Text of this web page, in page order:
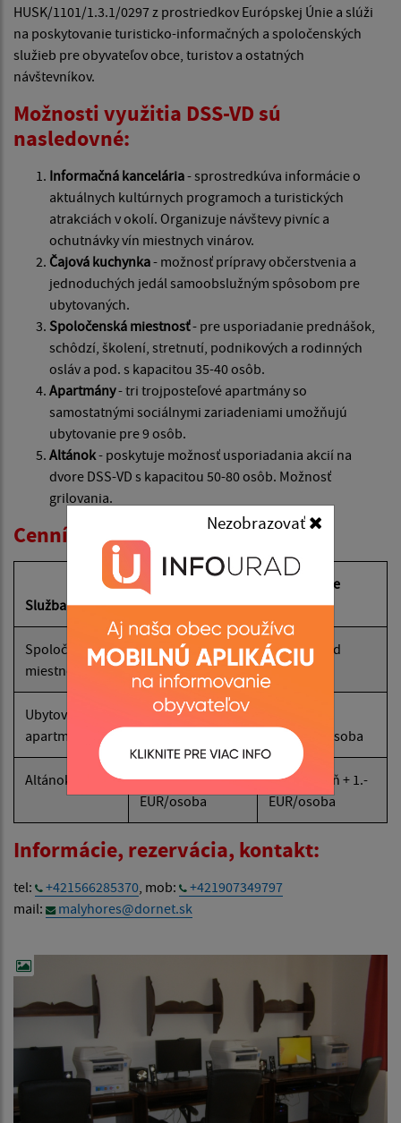
HUSK/1101/1.3.1/0297 z prostriedkov Európskej Únie a slúži
na poskytovanie turisticko-informačných a spoločenských
služieb pre obyvateľov obce, turistov a ostatných
návštevníkov.
Možnosti využitia DSS-VD sú
nasledovné:
Informačná kancelária- sprostredkúva informácie o
aktuálnych kultúrnych programoch a turistických
atrakciách v okolí. Organizuje návštevy pivníc a
ochutnávky vín miestnych vinárov.
Čajová kuchynka- možnosť prípravy občerstvenia a
jednoduchých jedál samoobslužným spôsobom pre
ubytovaných.
Spoločenská miestnosť- pre usporiadanie prednášok,
schôdzí, školení, stretnutí, podnikových a rodinných
osláv a pod. s kapacitou 35-40 osôb.
Apartmány- tri trojposteľové apartmány so
samostatnými sociálnymi zariadeniami umožňujú
ubytovanie pre 9 osôb.
Altánok- poskytuje možnosť usporiadania akcií na
dvore DSS-VD s kapacitou 50-80 osôb. Možnosť
grilovania.
Cenník služieb:
Služba letné obdobie
vykurovacie
obdobie
Spoločenská
miestnosť
20- EUR/hod 30-EUR/hod
Ubytovanie v
apartmáne
20-
EUR/noc/osoba
Altánok
20-EUR/deň + 1.-
EUR/osoba
20-EUR/deň + 1.-
EUR/osoba
Informácie, rezervácia, kontakt:
tel: +421566285370 , mob:
+421907349797
mail:
malyhores@dornet.sk
Nezobrazovať